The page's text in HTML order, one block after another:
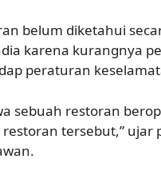
belum diketahui
karena kurangnya
peraturan
sebuah restoran
tersebut,” ujar